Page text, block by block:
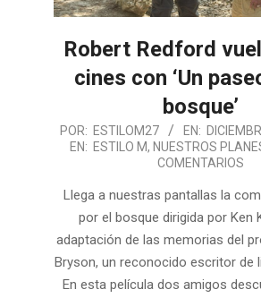
Robert Redford
cines con ‘Un
bosque’
2015-
12-
POR: ESTILOM27 EN:
EN: ESTILO M, NUESTROS
COMENTARIOS
Llega a nuestras pantallas la
por el bosque dirigida por Ken
adaptación de las memorias del
Bryson, un reconocido escritor de
En esta película dos amigos